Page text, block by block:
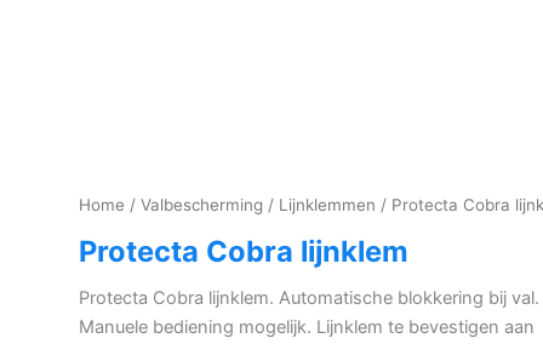
Home / Valbescherming / Lijnklemmen / Protecta Cobra
Protecta Cobra lijnklem
Protecta Cobra lijnklem. Automatische blokkering bij val.
Manuele bediening mogelijk. Lijnklem te bevestigen aan